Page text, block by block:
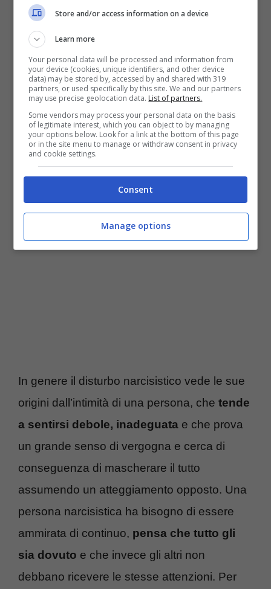
In genere il disturbo narcisistico vede le sue
origini dall’intimità di una persona, che tende
a sentirsi debole, inadeguata e che prova
un grande senso di vergogna e cerca di
conseguenza di mascherare il tutto
assumendo un atteggiamento opposto. Una
persona narcisistica ha bisogno di essere
ammirata di continuo, pensa che tutto gli
sia dovuto e che invece gli altri non
debbano ricevere le stesse attenzioni. Per
Store and/or access information on a device
Learn more
Your personal data will be processed and information from
your device (cookies, unique identifiers, and other device
data) may be stored by, accessed by and shared with 319
partners, or used specifically by this site. We and our partners
may use precise geolocation data. List of partners.
Some vendors may process your personal data on the basis
of legitimate interest, which you can object to by managing
your options below. Look for a link at the bottom of this page
or in the site menu to manage or withdraw consent in privacy
and cookie settings.
Consent
Manage options